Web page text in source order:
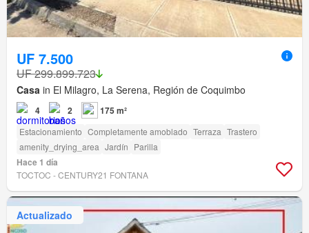
UF 7.500
UF 299.899.723
Casa in El Milagro, La Serena, Región de Coquimbo
4 2 175 m²
Estacionamiento Completamente amoblado Terraza Trastero
amenity_drying_area Jardín Parilla
Hace 1 día
TOCTOC - CENTURY21 FONTANA
Actualizado